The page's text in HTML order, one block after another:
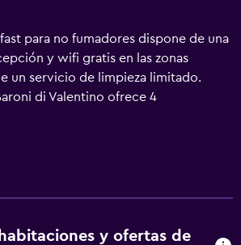
para no fumadores dispone de una
y wifi gratis en las zonas
un servicio de limpieza limitado.
di Valentino ofrece 4
y zapatillas. Estos alojamientos
incluyen escritorio. Se
solicitar secador de pelo. Se ofrece
y ofertas de